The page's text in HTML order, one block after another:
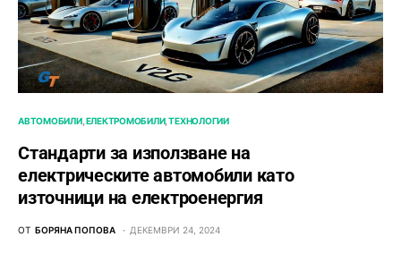
АВТОМОБИЛИ ЕЛЕКТРОМОБИЛИ ТЕХНОЛОГИИ
Стандарти за използване на
електрическите автомобили като
източници на електроенергия
ОТ БОРЯНА ПОПОВА ДЕКЕМВРИ 24, 2024